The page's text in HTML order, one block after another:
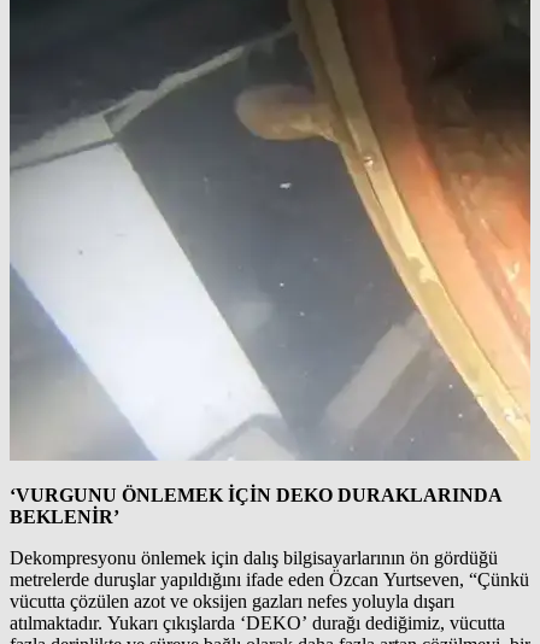
‘VURGUNU ÖNLEMEK İÇİN DEKO DURAKLARINDA
BEKLENİR’
Dekompresyonu önlemek için dalış bilgisayarlarının ön gördüğü
metrelerde duruşlar yapıldığını ifade eden Özcan Yurtseven, “Çünkü
vücutta çözülen azot ve oksijen gazları nefes yoluyla dışarı
atılmaktadır. Yukarı çıkışlarda ‘DEKO’ durağı dediğimiz, vücutta